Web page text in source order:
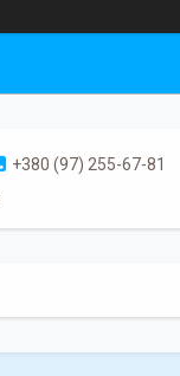
+380 (97) 255-67-81